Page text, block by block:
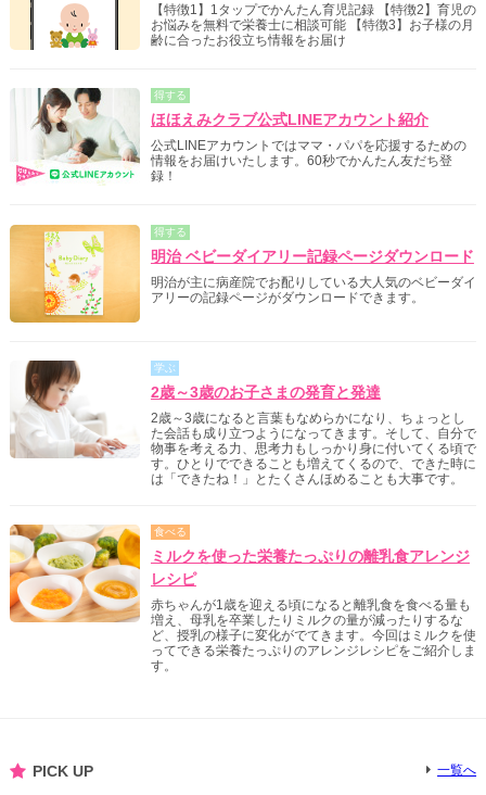
【特徴1】1タップでかんたん育児記録 【特徴2】育児の
お悩みを無料で栄養士に相談可能 【特徴3】お子様の月
齢に合ったお役立ち情報をお届け
得する
ほほえみクラブ公式LINEアカウント紹介
公式LINEアカウントではママ・パパを応援するための
情報をお届けいたします。60秒でかんたん友だち登
録！
得する
明治 ベビーダイアリー記録ページダウンロード
明治が主に病産院でお配りしている大人気のベビーダイ
アリーの記録ページがダウンロードできます。
学ぶ
2歳～3歳のお子さまの発育と発達
2歳～3歳になると言葉もなめらかになり、ちょっとし
た会話も成り立つようになってきます。そして、自分で
物事を考える力、思考力もしっかり身に付いてくる頃で
す。ひとりでできることも増えてくるので、できた時に
は「できたね！」とたくさんほめることも大事です。
食べる
ミルクを使った栄養たっぷりの離乳食アレンジ
レシピ
赤ちゃんが1歳を迎える頃になると離乳食を食べる量も
増え、母乳を卒業したりミルクの量が減ったりするな
ど、授乳の様子に変化がでてきます。今回はミルクを使
ってできる栄養たっぷりのアレンジレシピをご紹介しま
す。
PICK UP 一覧へ